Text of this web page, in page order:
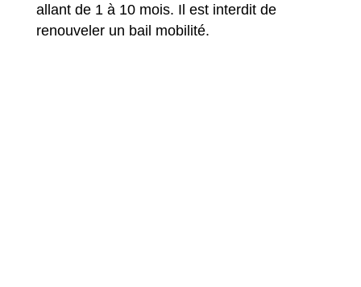
allant de 1 à 10 mois. Il est interdit de
renouveler un bail mobilité.